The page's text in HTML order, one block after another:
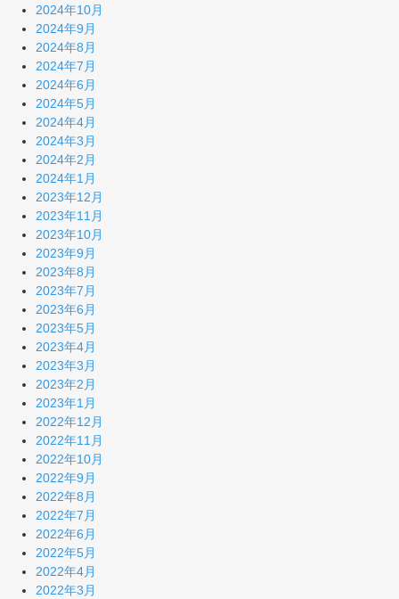
2024年10月
2024年9月
2024年8月
2024年7月
2024年6月
2024年5月
2024年4月
2024年3月
2024年2月
2024年1月
2023年12月
2023年11月
2023年10月
2023年9月
2023年8月
2023年7月
2023年6月
2023年5月
2023年4月
2023年3月
2023年2月
2023年1月
2022年12月
2022年11月
2022年10月
2022年9月
2022年8月
2022年7月
2022年6月
2022年5月
2022年4月
2022年3月